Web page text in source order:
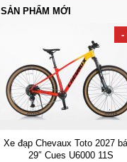
SẢN PHẨM MỚI
-
Xe đạp Chevaux Toto 2027
29″ Cues U6000 11S